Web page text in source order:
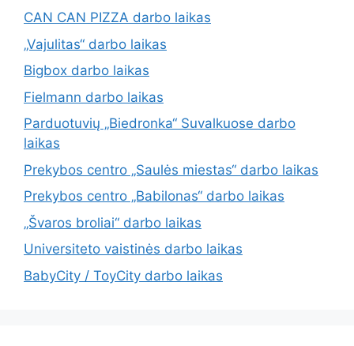
CAN CAN PIZZA darbo laikas
„Vajulitas“ darbo laikas
Bigbox darbo laikas
Fielmann darbo laikas
Parduotuvių „Biedronka“ Suvalkuose darbo
laikas
Prekybos centro „Saulės miestas“ darbo laikas
Prekybos centro „Babilonas“ darbo laikas
„Švaros broliai“ darbo laikas
Universiteto vaistinės darbo laikas
BabyCity / ToyCity darbo laikas